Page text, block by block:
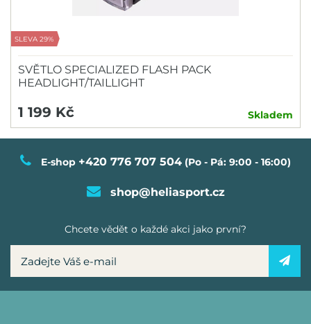
SLEVA 29%
SVĚTLO SPECIALIZED FLASH PACK
HEADLIGHT/TAILLIGHT
1 199 Kč Skladem
E-shop +420 776 707 504 (Po - Pá: 9:00 - 16:00)
shop@heliasport.cz
Chcete vědět o každé akci jako první?